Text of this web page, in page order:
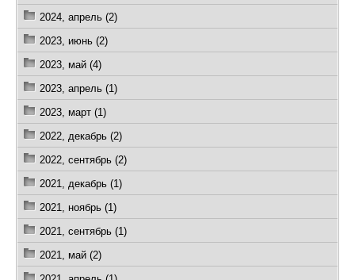
2024, апрель (2)
2023, июнь (2)
2023, май (4)
2023, апрель (1)
2023, март (1)
2022, декабрь (2)
2022, сентябрь (2)
2021, декабрь (1)
2021, ноябрь (1)
2021, сентябрь (1)
2021, май (2)